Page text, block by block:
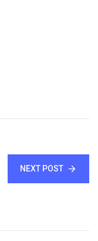
NEXT POST